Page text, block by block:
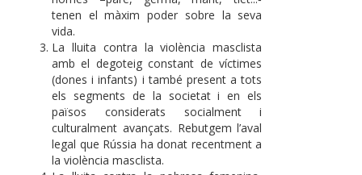
tenen el màxim poder sobre la seva
vida.
La lluita contra la violència masclista
amb el degoteig constant de víctimes
(dones i infants) i també present a tots
els segments de la societat i en els
països considerats socialment i
culturalment avançats. Rebutgem l’aval
legal que Rússia ha donat recentment a
la violència masclista.